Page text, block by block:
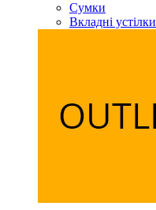
Сумки
Вкладні устілки